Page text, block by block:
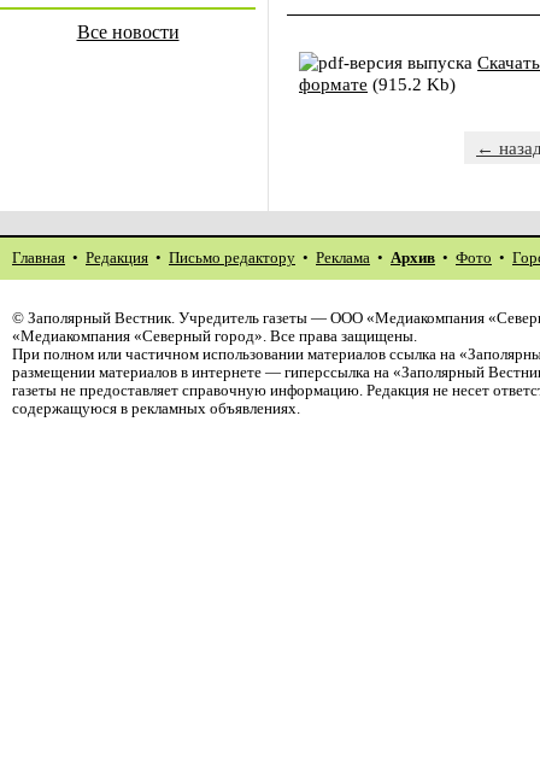
Все новости
формате (915.2 Kb)
←
Главная • Редакция • Письмо редактору • Реклама • Архив • Фото •
© Заполярный Вестник. Учредитель газеты — ООО «Медиакомпания
«Медиакомпания «Северный город». Все права защищены.
При полном или частичном использовании материалов ссылка на
размещении материалов в интернете — гиперссылка на «Заполярный
газеты не предоставляет справочную информацию. Редакция не несет
содержащуюся в рекламных объявлениях.